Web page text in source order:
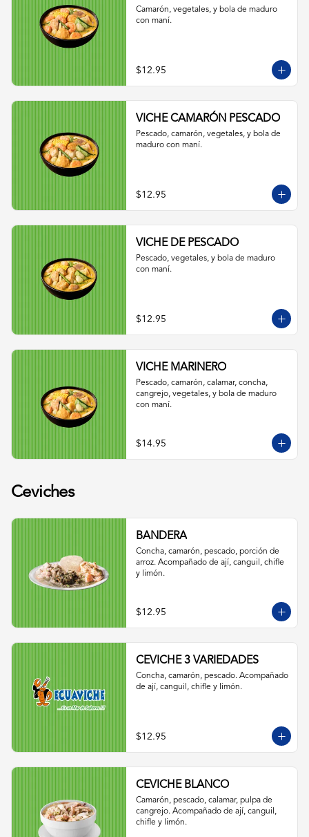
Camarón, vegetales, y bola de maduro
con maní.
$12.95
VICHE CAMARÓN PESCADO
Pescado, camarón, vegetales, y bola de
maduro con maní.
$12.95
VICHE DE PESCADO
Pescado, vegetales, y bola de maduro
con maní.
$12.95
VICHE MARINERO
Pescado, camarón, calamar, concha,
cangrejo, vegetales, y bola de maduro
con maní.
$14.95
Ceviches
BANDERA
Concha, camarón, pescado, porción de
arroz. Acompañado de ají, canguil, chifle
y limón.
$12.95
CEVICHE 3 VARIEDADES
Concha, camarón, pescado. Acompañado
de ají, canguil, chifle y limón.
$12.95
CEVICHE BLANCO
Camarón, pescado, calamar, pulpa de
cangrejo. Acompañado de ají, canguil,
chifle y limón.